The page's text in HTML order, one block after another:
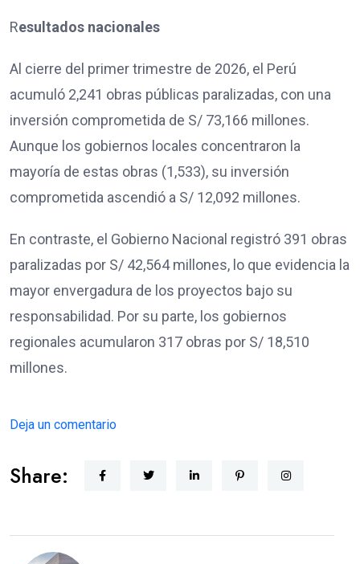
Resultados nacionales
Al cierre del primer trimestre de 2026, el Perú
acumuló 2,241 obras públicas paralizadas, con una
inversión comprometida de S/ 73,166 millones.
Aunque los gobiernos locales concentraron la
mayoría de estas obras (1,533), su inversión
comprometida ascendió a S/ 12,092 millones.
En contraste, el Gobierno Nacional registró 391 obras
paralizadas por S/ 42,564 millones, lo que evidencia la
mayor envergadura de los proyectos bajo su
responsabilidad. Por su parte, los gobiernos
regionales acumularon 317 obras por S/ 18,510
millones.
Deja un comentario
Share: